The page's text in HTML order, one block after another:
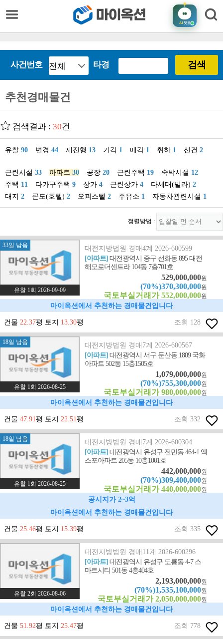
AI챗봇
사건번호 타경 검색
추천경매물건
검색결과 : 30건
유찰 90 변경 44 재진행 13 기각 1 매각 1 취하 1 신건 2
근린시설 33 아파트 30 공장 20 근린주택 19 숙박시설 12
주택 11 다가구주택 9 상가 4 근린상가 4 다세대(빌라) 2
대지 2 콘도(호텔) 2 오피스텔 2 주유소 1 자동차관련시설 1
정렬방법 :
33일 남음
유찰 1회 2026-09-09
대전지방법원 경매4계 2026-600599
[아파트]대전광역시 중구 선화동 895 대전
해모로더센트라 104동 7층701호
529,000,000원
(70%)370,300,000원
국토부실거래가 552,000,000원
마이옥션에서 추천하는 경매물건입니다
건물 22.37평 토지 13.30평 조회 128
18일 남음
유찰 1회 2026-08-25
대전지방법원 경매7계 2026-600567
[아파트]대전광역시 서구 둔산동 1809 국화
아파트 502동 15층1505호
1,079,000,000원
(70%)755,300,000원
국토부실거래가 980,000,000원
마이옥션에서 추천하는 경매물건입니다
건물 47.91평 토지 22.51평 조회 332
18일 남음
유찰 1회 2026-08-25
대전지방법원 경매7계 2026-600304
[아파트]대전광역시 유성구 전민동 464-1 엑
스포아파트 205동 10층1001호
442,000,000원
(70%)309,400,000원
국토부실거래가 440,000,000원
공시지가 2~3억
마이옥션에서 추천하는 경매물건입니다
건물 25.46평 토지 15.39평 조회 335
유찰 2회 2026-08-06
대전지방법원 경매11계 2026-600296
[아파트]대전광역시 유성구 도룡동 4-7 스
마트시티 501동 4층404호
2,193,000,000원
(70%)1,535,100,000원
국토부실거래가 2,050,000,000원
마이옥션에서 추천하는 경매물건입니다
건물 51.92평 토지 25.47평 조회 778